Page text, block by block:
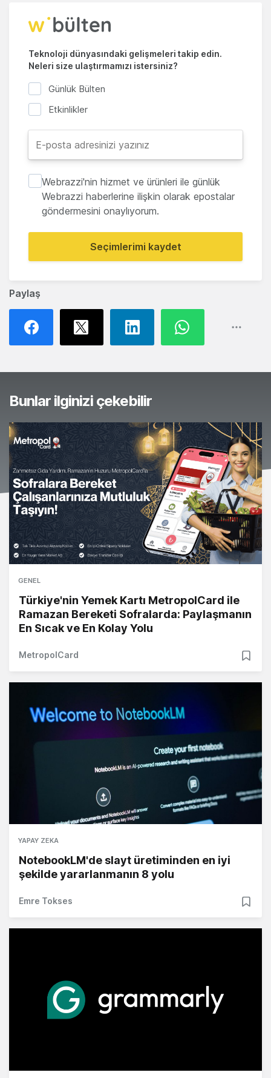
Paylaş
Teknoloji dünyasındaki gelişmeleri takip edin.
Neleri size ulaştırmamızı istersiniz?
Günlük Bülten
Etkinlikler
Webrazzi'nin hizmet ve ürünleri ile günlük
Webrazzi haberlerine ilişkin olarak epostalar
göndermesini onaylıyorum.
Seçimlerimi kaydet
Bunlar ilginizi çekebilir
GENEL
Türkiye'nin Yemek Kartı MetropolCard ile
Ramazan Bereketi Sofralarda: Paylaşmanın
En Sıcak ve En Kolay Yolu
MetropolCard
YAPAY ZEKA
NotebookLM'de slayt üretiminden en iyi
şekilde yararlanmanın 8 yolu
Emre Tokses